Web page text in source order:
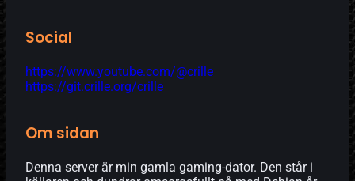
Social
https://www.youtube.com/@crille
https://git.crille.org/crille
Om sidan
Denna server är min gamla gaming-dator. Den står i